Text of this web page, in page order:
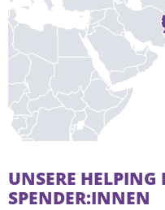
UNSERE HELPING
SPENDER:INNEN